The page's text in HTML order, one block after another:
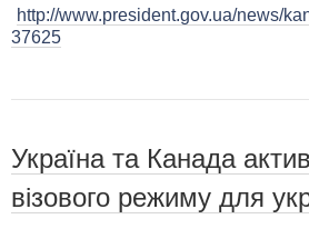
http://www.president.gov.ua/news/
37625
Україна та Канада
візового режиму для